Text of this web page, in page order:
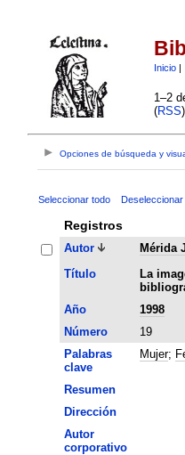
Inicio|
1–2
(RSS
Opciones de búsqueda y
Seleccionar todo Deseleccionar
Registros
Autor
Mérida
Título
La
Año
1998
Número
19
Palabras
clave
Mujer;
Resumen
Dirección
Autor
corporativo